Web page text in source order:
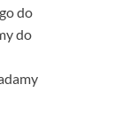
do
do